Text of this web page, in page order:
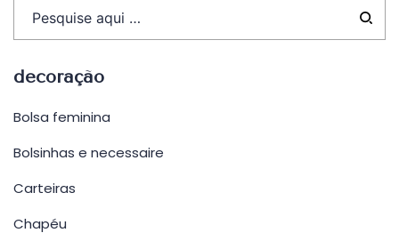
decoração
Bolsa feminina
Bolsinhas e necessaire
Carteiras
Chapéu